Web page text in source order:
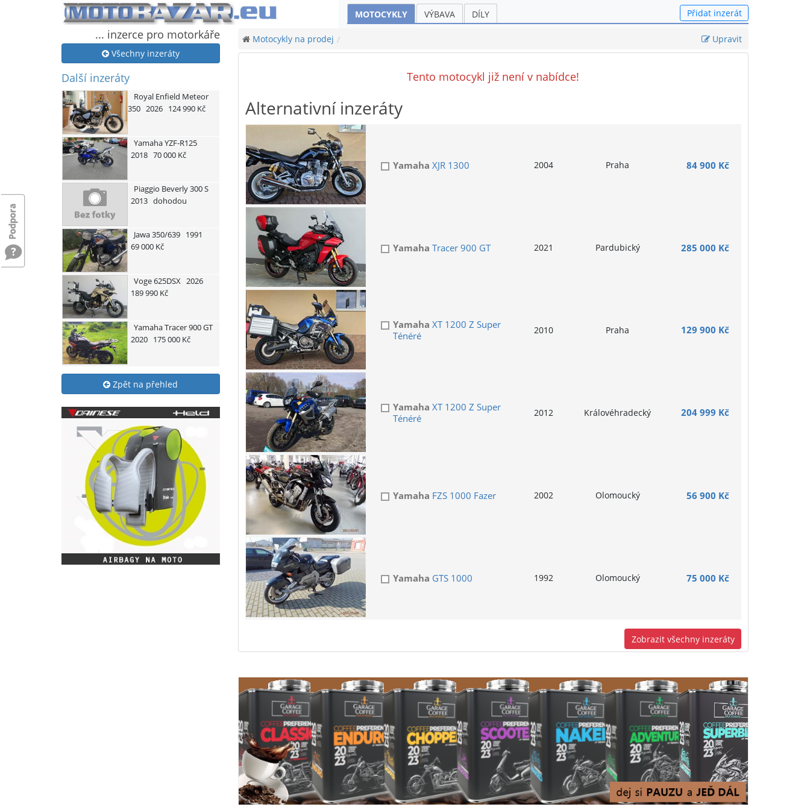
MOTOCYKLY VÝBAVA DÍLY Přidat inzerát
... inzerce pro motorkáře
Všechny inzeráty
Další inzeráty
Royal Enfield Meteor
350 2026 124 990 Kč
YamahaYZF-R125
2018 70 000 Kč
Piaggio Beverly 300 S
2013 dohodou
Jawa350/639 1991
69 000 Kč
Voge625DSX 2026
189 990 Kč
YamahaTracer 900 GT
2020 175 000 Kč
Zpět na přehled
Upravit
Motocykly na prodej
Tento motocykl již není v nabídce!
Alternativní inzeráty
Yamaha XJR 1300 2004 Praha 84 900 Kč
Yamaha Tracer 900 GT 2021 Pardubický 285 000 Kč
Yamaha XT 1200 Z Super
Ténéré
2010 Praha 129 900 Kč
Yamaha XT 1200 Z Super
Ténéré
2012 Královéhradecký 204 999 Kč
Yamaha FZS 1000 Fazer 2002 Olomoucký 56 900 Kč
Yamaha GTS 1000 1992 Olomoucký 75 000 Kč
Zobrazit všechny inzeráty